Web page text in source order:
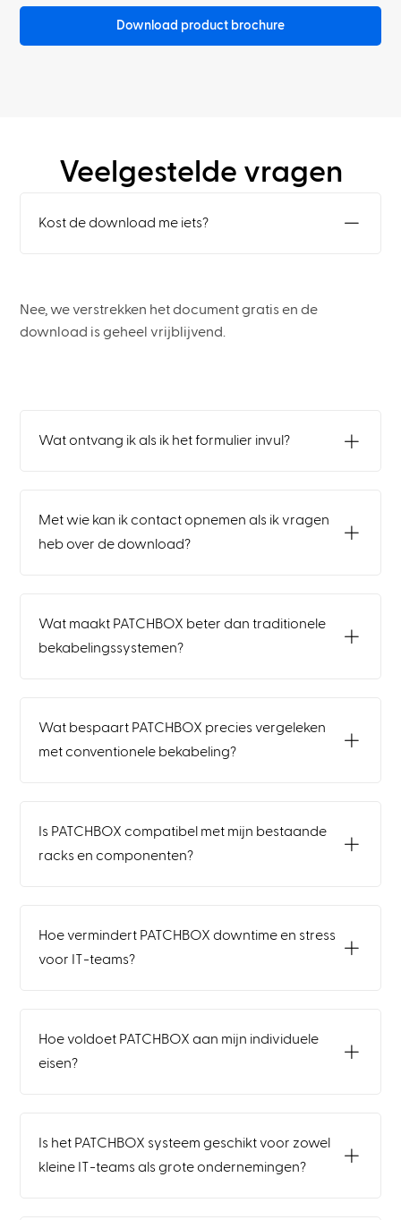
Download product brochure
Veelgestelde vragen
Kost de download me iets?
Nee, we verstrekken het document gratis en de
download is geheel vrijblijvend.
Wat ontvang ik als ik het formulier invul?
Met wie kan ik contact opnemen als ik vragen
heb over de download?
Wat maakt PATCHBOX beter dan traditionele
bekabelingssystemen?
Wat bespaart PATCHBOX precies vergeleken
met conventionele bekabeling?
Is PATCHBOX compatibel met mijn bestaande
racks en componenten?
Hoe vermindert PATCHBOX downtime en stress
voor IT-teams?
Hoe voldoet PATCHBOX aan mijn individuele
eisen?
Is het PATCHBOX systeem geschikt voor zowel
kleine IT-teams als grote ondernemingen?